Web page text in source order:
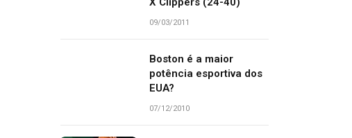
09/03/2011
Boston é a maior
potência esportiva dos
EUA?
07/12/2010